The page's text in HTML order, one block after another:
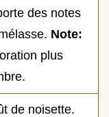
des notes
Note:
plus
de noisette.